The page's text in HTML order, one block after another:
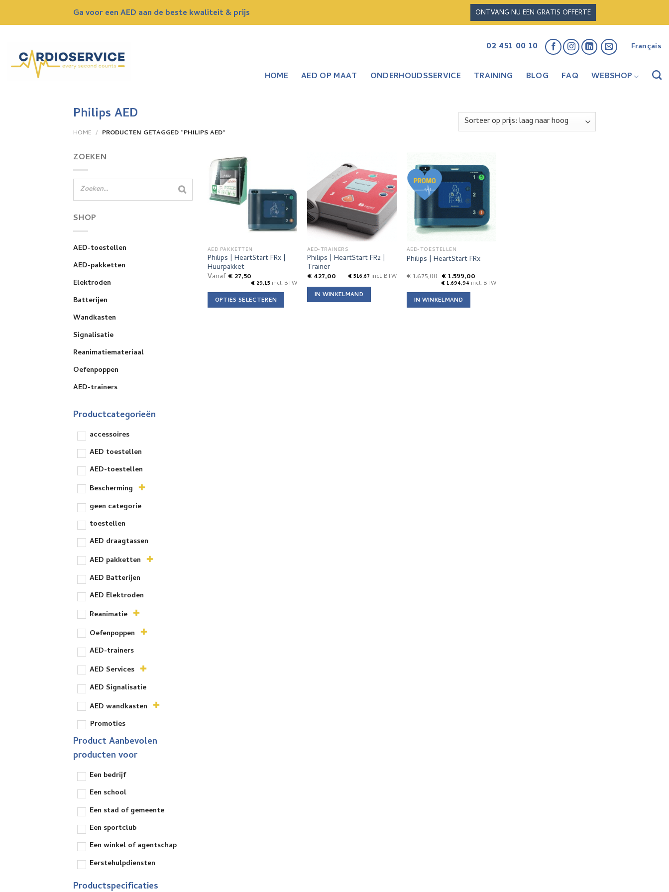
Ga voor een AED aan de beste kwaliteit & prijs ONTVANG NU EEN GRATIS OFFERTE
02 451 00 10 Français
HOME AED OP MAAT ONDERHOUDSSERVICE TRAINING BLOG FAQ WEBSHOP
Philips AED
HOME / PRODUCTEN GETAGGED “PHILIPS AED”
ZOEKEN
SHOP
AED-toestellen
AED-pakketten
Elektroden
Batterijen
Wandkasten
Signalisatie
Reanimatiemateriaal
Oefenpoppen
AED-trainers
Productcategorieën
accessoires
AED toestellen
AED-toestellen
Bescherming
geen categorie
toestellen
AED draagtassen
AED pakketten
AED Batterijen
AED Elektroden
Reanimatie
Oefenpoppen
AED-trainers
AED Services
AED Signalisatie
AED wandkasten
Promoties
Product Aanbevolen
producten voor
Een bedrijf
Een school
Een stad of gemeente
Een sportclub
Een winkel of agentschap
Eerstehulpdiensten
Productspecificaties
AED PAKKETTEN
Philips | HeartStart FRx |
Huurpakket
Vanaf €27,50
€ 29,15 incl. BTW
OPTIES SELECTEREN
AED-TRAINERS
Philips | HeartStart FR2 |
Trainer
€427,00 €516,67 incl. BTW
IN WINKELMAND
AED-TOESTELLEN
Philips | HeartStart FRx
€1.675,00 Oorspronkelijke
prijs
was:
€ 1.675,00.
€1.599,00
prijs
€1.694,94 incl. BTW
IN WINKELMAND